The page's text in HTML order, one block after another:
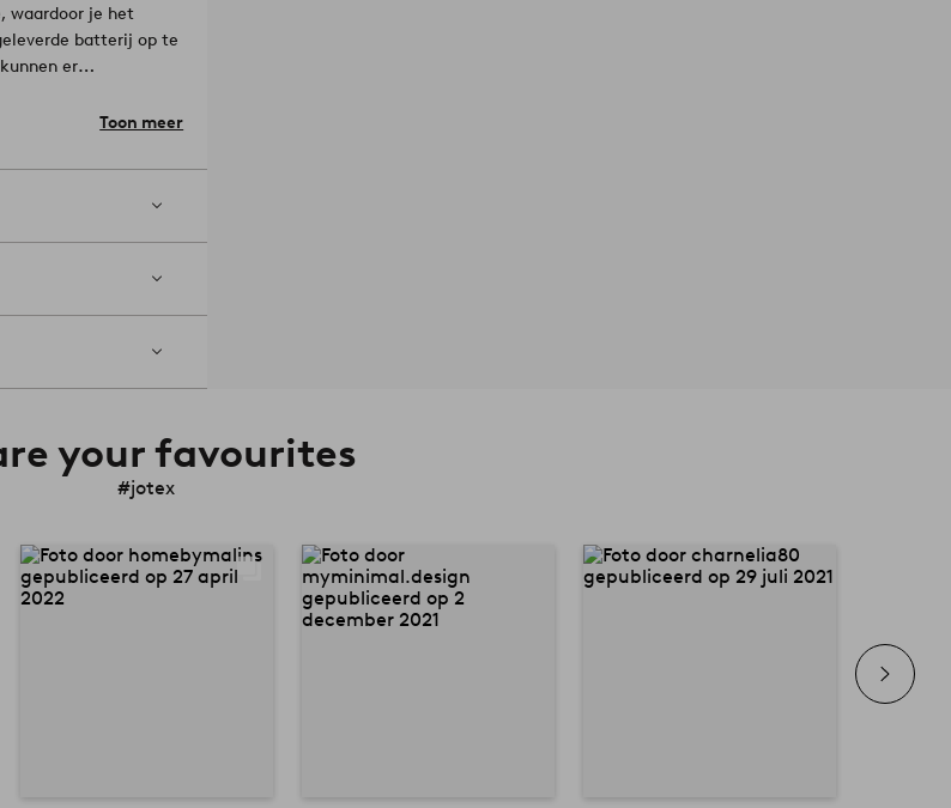
waardoor je het
batterij op te
er
elk product er
in een ander
Toon meer
your favourites
#jotex